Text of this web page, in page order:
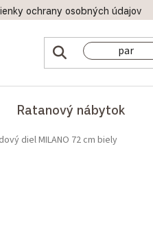
ochrany osobných údajov
Ratanový nábytok
diel MILANO 72 cm biely